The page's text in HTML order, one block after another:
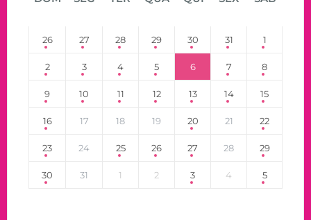
26 27 28 29 30 31 1
2 3 4 5 6 7 8
9 10 11 12 13 14 15
16 17 18 19 20 21 22
23 24 25 26 27 28 29
30 31 1 2 3 4 5